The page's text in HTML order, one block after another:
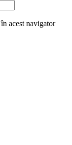
acest navigator